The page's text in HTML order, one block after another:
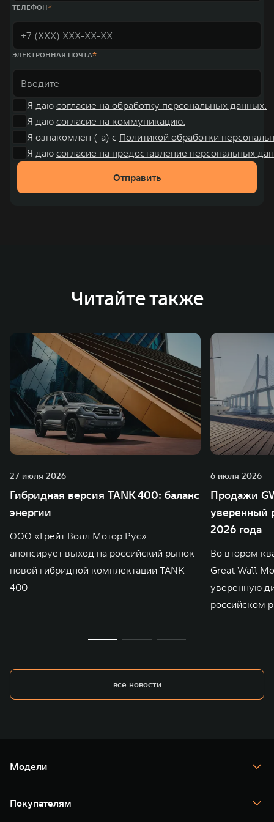
отметку в 1 млн автомобилей в год. По итогам 2021 года общая выручка
юаней (1,6 трлн рублей). С 1998 года Great Wall Motor занимает первое
место по объёмам продаж пикапов в Китае. На сегодняшний день
концерн GWM создал мировую систему исследований и разработок,
включая центры в России, Китае, Японии, США, Германии, Индии,
«14+5», которая включает 10 внутренних производственных
комплексов и 4 зарубежных – в России, Таиланде, Бразилии и Индии, а
ТЕЛЕФОН
ЭЛЕКТРОННАЯ ПОЧТА
Я даю согласие на обработку персональных данных.
Я даю согласие на коммуникацию.
Я ознакомлен (-а) с Политикой обработки
Я даю согласие на предоставление персональных
Отправить
Читайте также
27 июля 2026
Гибридная версия TANK 400: баланс
энергии
ООО «Грейт Волл Мотор Рус»
анонсирует выход на российский рынок
новой гибридной комплектации TANK
400
6 июля 2026
Продажи
уверенный
2026 года
Во втором
Great Wall
уверенную
российском
все новости
Модели
TANK 400
TANK 500
Покупателям